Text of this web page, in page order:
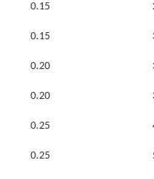
0.15
0.15
0.20
0.20
0.25
0.25